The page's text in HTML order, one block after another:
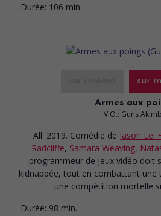
Durée: 106 min.
sur
Armes aux
V.O.: Guns
All. 2019. Comédie de Jason Lei
Radcliffe, Samara Weaving,
programmeur de jeux vidéo doit
kidnappée, tout en combattant une
une compétition mortelle
Durée: 98 min.